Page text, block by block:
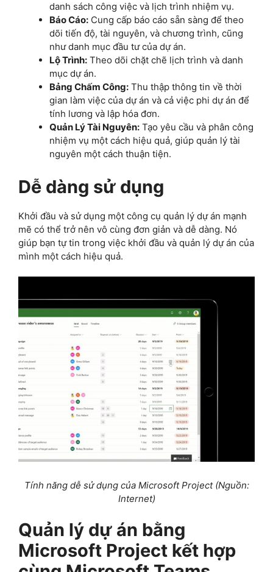
danh sách công việc và lịch trình nhiệm vụ.
Báo Cáo: Cung cấp báo cáo sẵn sàng để theo
dõi tiến độ, tài nguyên, và chương trình, cũng
như danh mục đầu tư của dự án.
Lộ Trình: Theo dõi chặt chẽ lịch trình và danh
mục dự án.
Bảng Chấm Công: Thu thập thông tin về thời
gian làm việc của dự án và cả việc phi dự án để
tính lương và lập hóa đơn.
Quản Lý Tài Nguyên: Tạo yêu cầu và phân công
nhiệm vụ một cách hiệu quả, giúp quản lý tài
nguyên một cách thuận tiện.
Dễ dàng sử dụng
Khởi đầu và sử dụng một công cụ quản lý dự án mạnh
mẽ có thể trở nên vô cùng đơn giản và dễ dàng. Nó
giúp bạn tự tin trong việc khởi đầu và quản lý dự án của
mình một cách hiệu quả.
Tính năng dễ sử dụng của Microsoft Project (Nguồn:
Internet)
Quản lý dự án bằng
Microsoft Project kết hợp